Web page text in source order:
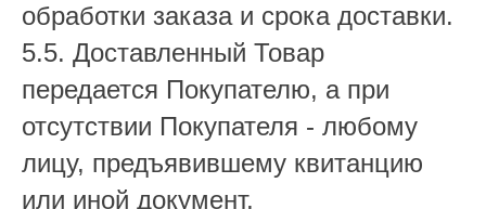
обработки заказа и срока доставки.
5.5. Доставленный Товар
передается Покупателю, а при
отсутствии Покупателя - любому
лицу, предъявившему квитанцию
или иной документ,